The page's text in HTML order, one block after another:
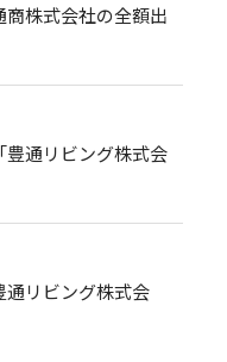
商株式会社の全額出
豊通リビング株式会
通リビング株式会